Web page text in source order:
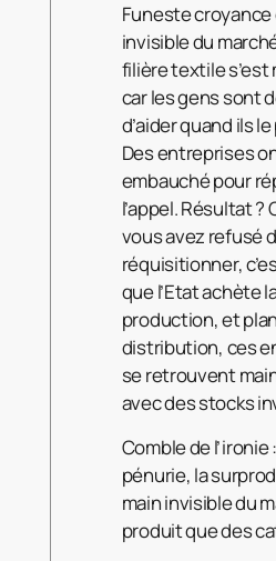
Funeste croyance
invisible du
filière textile s’est
car les gens sont
d’aider quand ils
Des entreprises
embauché pour
l’appel. Résultat ?
vous avez refusé
réquisitionner,
que l’Etat achète
production, et
distribution, ces
se retrouvent
avec des stocks
Comble de l’ironie
pénurie, la
main invisible du
produit que des